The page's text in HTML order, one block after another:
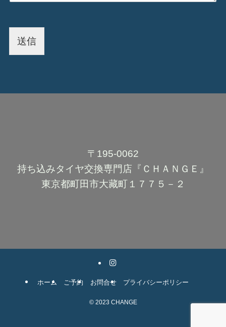
送信
〒195-0062
持ち込みタイヤ交換専門店『ＣＨＡＮＧＥ』
東京都町田市大藏町１７７５－２
ホーム ご予約 お問合せ プライバシーポリシー
©2023 CHANGE